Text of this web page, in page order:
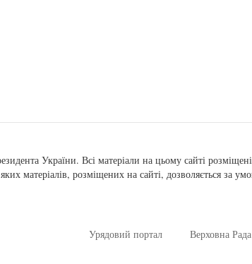
України. Всі матеріали на цьому сайті
матеріалів, розміщених на сайті, дозволяється за
Урядовий портал Верховна